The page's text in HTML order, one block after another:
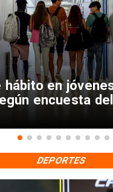
hábito en
encuesta
DEPORTES